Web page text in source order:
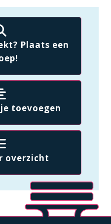
Plaats een
toevoegen
overzicht